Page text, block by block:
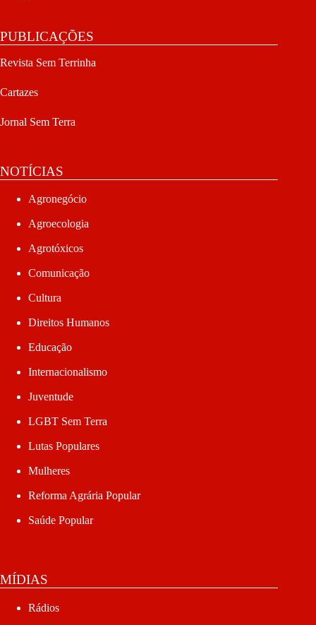
PUBLICAÇÕES
Revista Sem Terrinha
Cartazes
Jornal Sem Terra
NOTÍCIAS
Agronegócio
Agroecologia
Agrotóxicos
Comunicação
Cultura
Direitos Humanos
Educação
Internacionalismo
Juventude
LGBT Sem Terra
Lutas Populares
Mulheres
Reforma Agrária Popular
Saúde Popular
MÍDIAS
Rádios